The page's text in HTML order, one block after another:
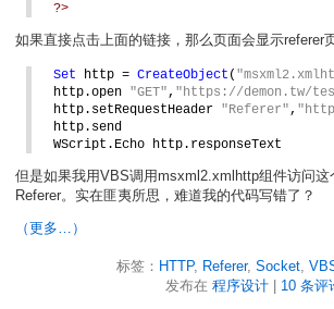
?>
如果直接点击上面的链接，那么页面会显示referer
Set http = CreateObject (
http.open "GET", "https://demon.tw/
http.setRequestHeader "Referer",
http.send
WScript.Echo http.responseText
但是如果我用VBS调用msxml2.xmlhttp组件访问这
Referer。实在匪夷所思，难道我的代码写错了？
（更多…）
标签： HTTP, Referer, Socket,
发布在 程序设计 10 条评